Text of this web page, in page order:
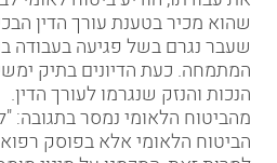
שהוא מכיר בטענת עורך הדין
שעבר נגרם בשל פגיעה בעבודה
המתמחה. כעת הדיונים בתיק
הנכות והנזק שנגרמו לעורך הדין.
מהביטוח הלאומי נמסר בתגובה:
הביטוח הלאומי אלא בפוסק